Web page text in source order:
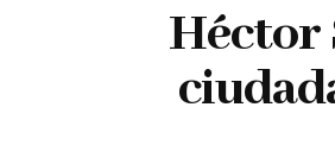
Héctor